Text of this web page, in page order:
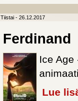
Tiistai - 26.12.2017
Ferdinand
Ice
Lue